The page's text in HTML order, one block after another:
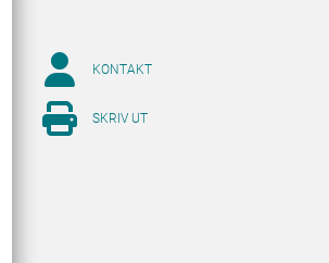
KONTAKT
SKRIV UT